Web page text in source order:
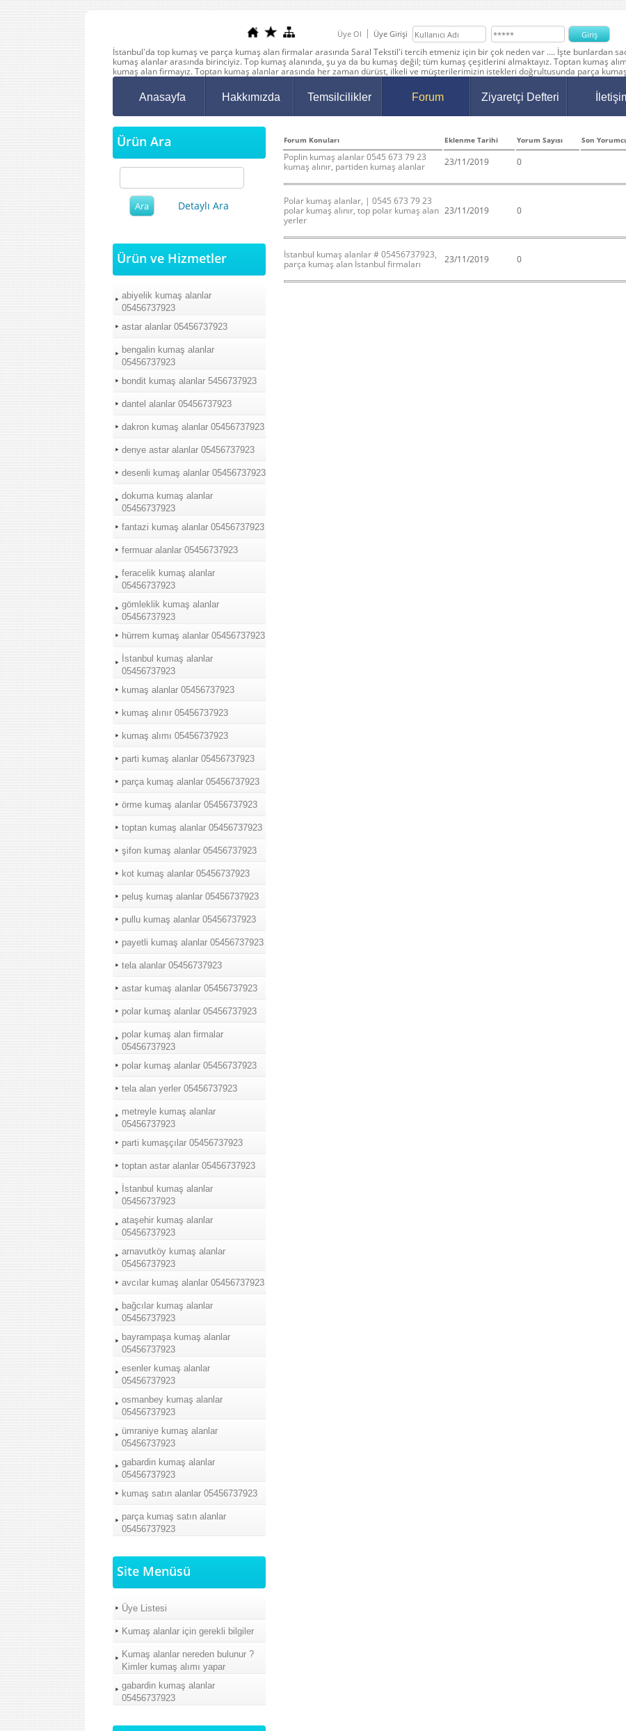
Üye Ol Üye Girişi
İstanbul'da top kumaş ve parça kumaş alan firmalar arasında Saral Tekstil'i tercih etmeniz için bir çok neden var .... İşte bunlardan
kumaş alanlar arasında birinciyiz. Top kumaş alanında, şu ya da bu kumaş değil; tüm kumaş çeşitlerini almaktayız. Toptan kumaş
kumaş alan firmayız. Toptan kumaş alanlar arasında her zaman dürüst, ilkeli ve müşterilerimizin istekleri doğrultusunda parça kumaş
Anasayfa Hakkımızda Temsilcilikler Forum Ziyaretçi Defteri
Ürün Ara
Detaylı Ara
Ürün ve Hizmetler
abiyelik kumaş alanlar
05456737923
astar alanlar 05456737923
bengalin kumaş alanlar
05456737923
bondit kumaş alanlar 5456737923
dantel alanlar 05456737923
dakron kumaş alanlar 05456737923
denye astar alanlar 05456737923
desenli kumaş alanlar 05456737923
dokuma kumaş alanlar
05456737923
fantazi kumaş alanlar 05456737923
fermuar alanlar 05456737923
feracelik kumaş alanlar
05456737923
gömleklik kumaş alanlar
05456737923
hürrem kumaş alanlar 05456737923
İstanbul kumaş alanlar
05456737923
kumaş alanlar 05456737923
kumaş alınır 05456737923
kumaş alımı 05456737923
parti kumaş alanlar 05456737923
parça kumaş alanlar 05456737923
örme kumaş alanlar 05456737923
toptan kumaş alanlar 05456737923
şifon kumaş alanlar 05456737923
kot kumaş alanlar 05456737923
peluş kumaş alanlar 05456737923
pullu kumaş alanlar 05456737923
payetli kumaş alanlar 05456737923
tela alanlar 05456737923
astar kumaş alanlar 05456737923
polar kumaş alanlar 05456737923
polar kumaş alan firmalar
05456737923
polar kumaş alanlar 05456737923
tela alan yerler 05456737923
metreyle kumaş alanlar
05456737923
parti kumaşçılar 05456737923
toptan astar alanlar 05456737923
İstanbul kumaş alanlar
05456737923
ataşehir kumaş alanlar
05456737923
arnavutköy kumaş alanlar
05456737923
avcılar kumaş alanlar 05456737923
bağcılar kumaş alanlar
05456737923
bayrampaşa kumaş alanlar
05456737923
esenler kumaş alanlar
05456737923
osmanbey kumaş alanlar
05456737923
ümraniye kumaş alanlar
05456737923
gabardin kumaş alanlar
05456737923
kumaş satın alanlar 05456737923
parça kumaş satın alanlar
05456737923
Site Menüsü
Üye Listesi
Kumaş alanlar için gerekli bilgiler
Kumaş alanlar nereden bulunur ?
Kimler kumaş alımı yapar
gabardin kumaş alanlar
05456737923
Forum Konuları Eklenme Tarihi Yorum Sayısı Son
Poplin kumaş alanlar 0545 673 79 23
kumaş alınır, partiden kumaş alanlar
23/11/2019 0
Polar kumaş alanlar, | 0545 673 79 23
polar kumaş alınır, top polar kumaş alan
yerler
23/11/2019 0
İstanbul kumaş alanlar # 05456737923,
parça kumaş alan İstanbul firmaları
23/11/2019 0